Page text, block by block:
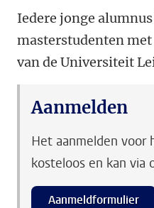
Iedere jonge
masterstudenten
van de Universiteit
Aanmelden
Het aanmelden voor
kosteloos en kan via
Aanmeldformulier